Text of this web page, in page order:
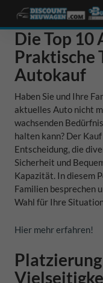
Die Top 10
Praktische
Autokauf
Haben Sie und Ihre
aktuelles Auto nicht
wachsenden
halten kann? Der
Entscheidung, die
Sicherheit und
Kapazität. In diesem
Familien besprechen
Wahl für Ihre
Hier mehr erfahren!